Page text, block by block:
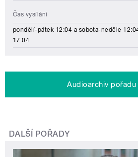
Čas vysílání
pondělí-pátek 12:04 a sobota-neděle
17:04
Audioarchiv pořadu
DALŠÍ POŘADY